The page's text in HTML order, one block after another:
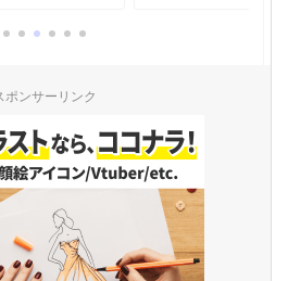
ポンサーリンク